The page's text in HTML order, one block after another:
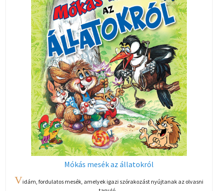
Mókás mesék az állatokról
Vidám, fordulatos mesék, amelyek igazi szórakozást nyújtanak az olvasni